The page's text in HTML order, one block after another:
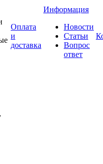
Оплата
и
доставка
Информация
Новости
Статьи
Вопрос
ответ